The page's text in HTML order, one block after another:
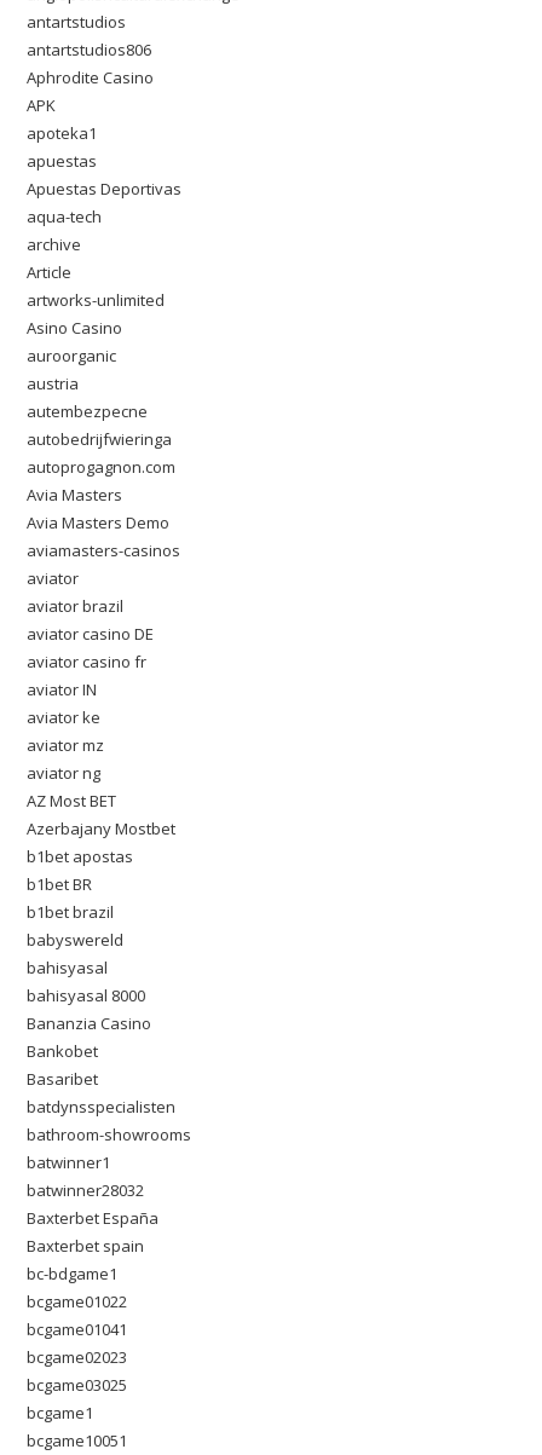
antartstudios
antartstudios806
Aphrodite Casino
APK
apoteka1
apuestas
Apuestas Deportivas
aqua-tech
archive
Article
artworks-unlimited
Asino Casino
auroorganic
austria
autembezpecne
autobedrijfwieringa
autoprogagnon.com
Avia Masters
Avia Masters Demo
aviamasters-casinos
aviator
aviator brazil
aviator casino DE
aviator casino fr
aviator IN
aviator ke
aviator mz
aviator ng
AZ Most BET
Azerbajany Mostbet
b1bet apostas
b1bet BR
b1bet brazil
babyswereld
bahisyasal
bahisyasal 8000
Bananzia Casino
Bankobet
Basaribet
batdynsspecialisten
bathroom-showrooms
batwinner1
batwinner28032
Baxterbet España
Baxterbet spain
bc-bdgame1
bcgame01022
bcgame01041
bcgame02023
bcgame03025
bcgame1
bcgame10051